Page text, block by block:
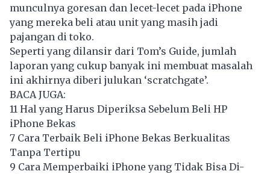
munculnya goresan dan lecet-lecet pada iPhone
yang mereka beli atau unit yang masih jadi
pajangan di toko.
Seperti yang dilansir dari Tom’s Guide, jumlah
laporan yang cukup banyak ini membuat masalah
ini akhirnya diberi julukan ‘scratchgate’.
BACA JUGA:
11 Hal yang Harus Diperiksa Sebelum Beli HP
iPhone Bekas
7 Cara Terbaik Beli iPhone Bekas Berkualitas
Tanpa Tertipu
9 Cara Memperbaiki iPhone yang Tidak Bisa Di-